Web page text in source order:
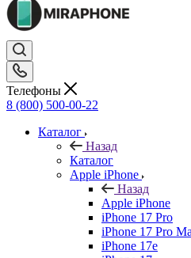
Телефоны
8 (800) 500-00-22
Каталог
Назад
Каталог
Apple iPhone
Назад
Apple iPhone
iPhone 17 Pro
iPhone 17 Pro
iPhone 17e